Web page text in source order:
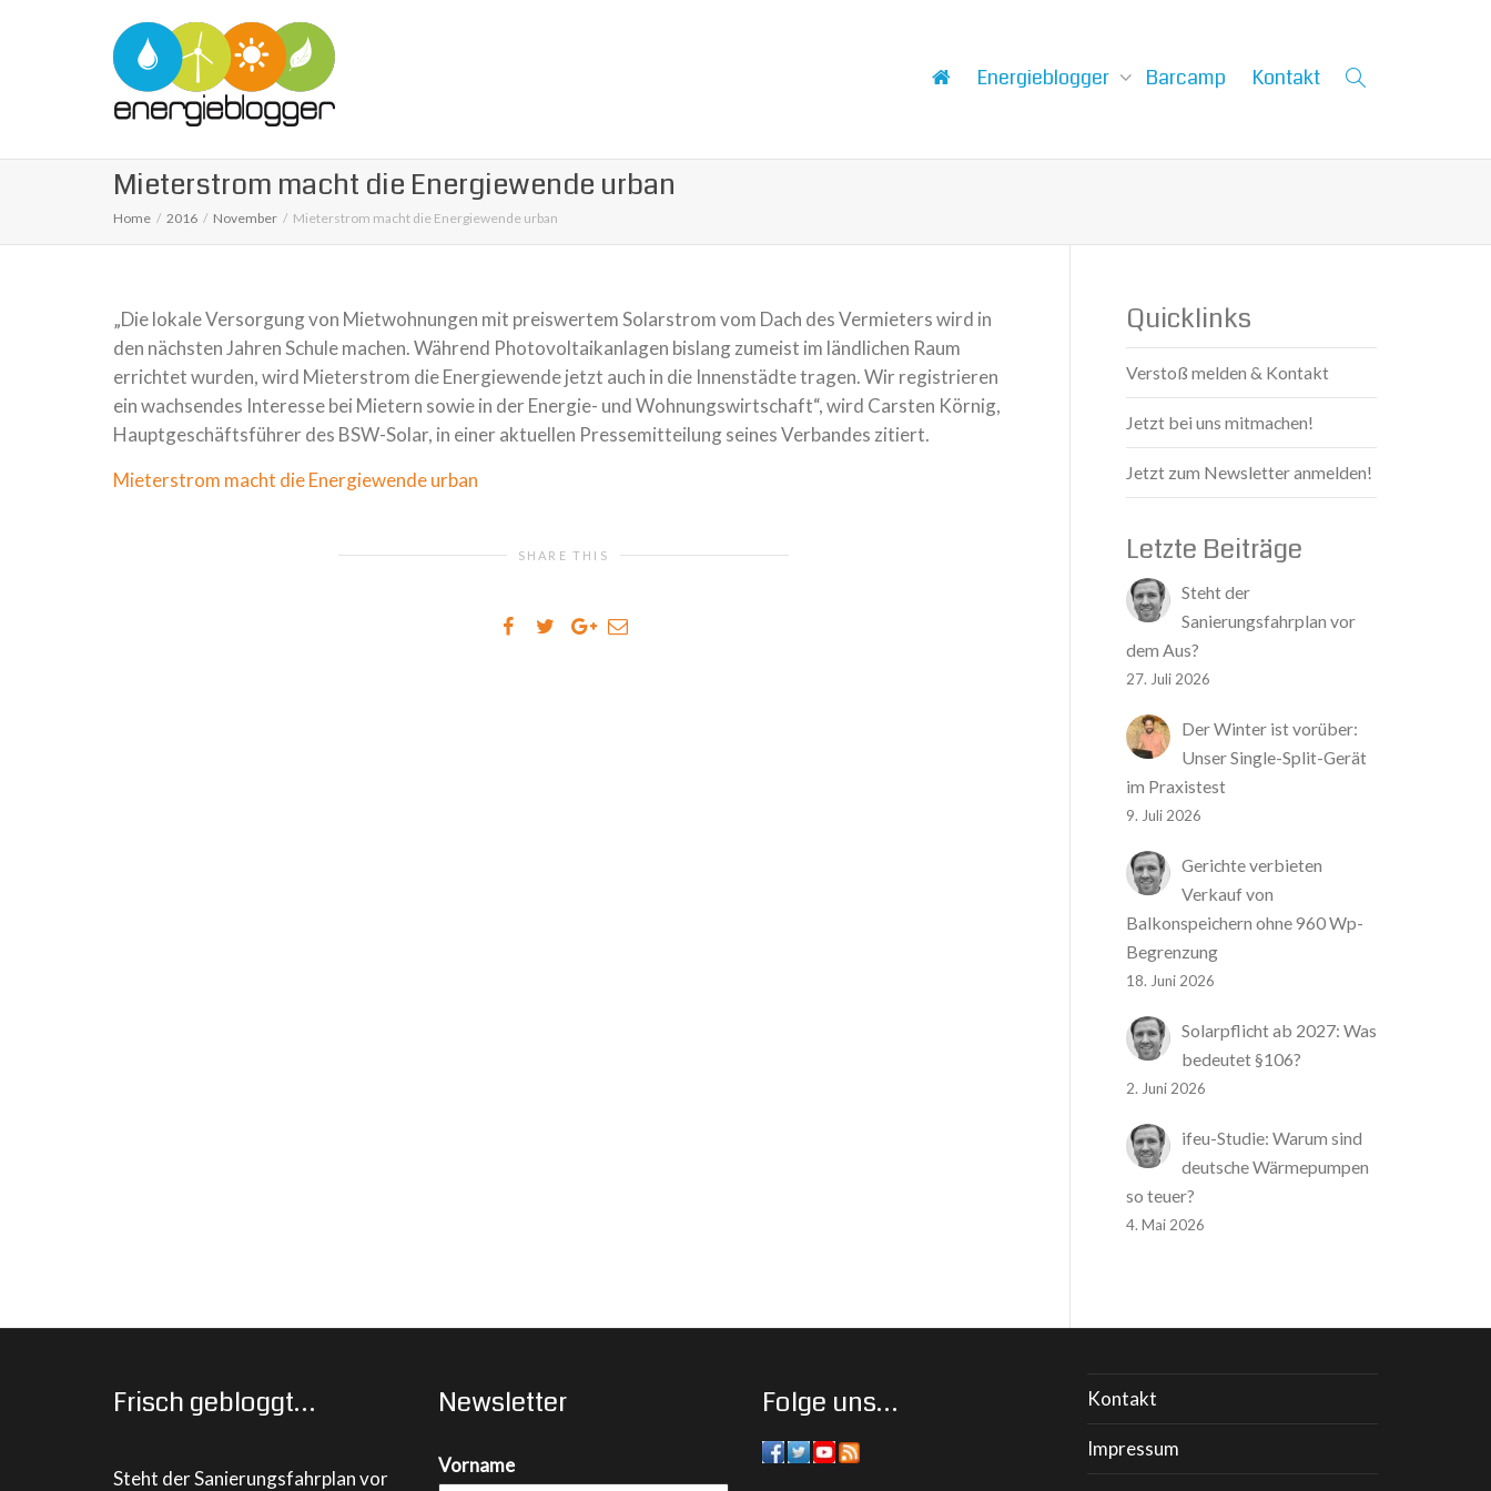
Energieblogger Barcamp Kontakt
Mieterstrom macht die Energiewende urban
Home 2016 November Mieterstrom macht die Energiewende urban
„Die lokale Versorgung von Mietwohnungen mit preiswertem Solarstrom vom Dach des Vermieters wird in
den nächsten Jahren Schule machen. Während Photovoltaikanlagen bislang zumeist im ländlichen Raum
errichtet wurden, wird Mieterstrom die Energiewende jetzt auch in die Innenstädte tragen. Wir registrieren
ein wachsendes Interesse bei Mietern sowie in der Energie- und Wohnungswirtschaft“, wird Carsten Körnig,
Hauptgeschäftsführer des BSW-Solar, in einer aktuellen Pressemitteilung seines Verbandes zitiert.
Mieterstrom macht die Energiewende urban
SHARE THIS
Quicklinks
Verstoß melden & Kontakt
Jetzt bei uns mitmachen!
Jetzt zum Newsletter anmelden!
Letzte Beiträge
Steht der
Sanierungsfahrplan vor
dem Aus?
27. Juli 2026
Der Winter ist vorüber:
Unser Single-Split-Gerät
im Praxistest
9. Juli 2026
Gerichte verbieten
Verkauf von
Balkonspeichern ohne 960 Wp-
Begrenzung
18. Juni 2026
Solarpflicht ab 2027: Was
bedeutet §106?
2. Juni 2026
ifeu-Studie: Warum sind
deutsche Wärmepumpen
so teuer?
4. Mai 2026
Frisch gebloggt…
Steht der Sanierungsfahrplan vor
Newsletter
Vorname
Folge uns… Kontakt
Impressum